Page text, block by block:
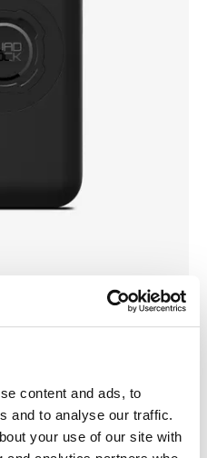
content and ads, to
and to analyse our traffic.
your use of our site with